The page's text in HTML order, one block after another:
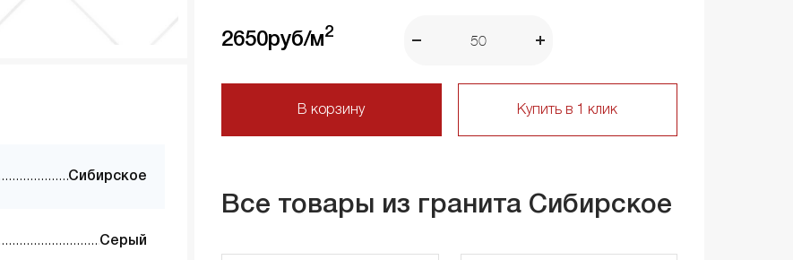
2650руб/м2
В корзину Купить в 1 клик
Все товары из гранита Сибирское
Сибирское
Серый